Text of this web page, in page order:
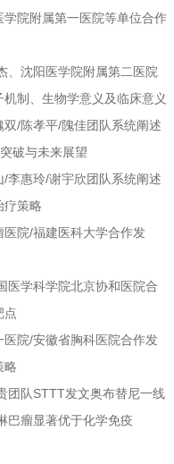
院附属第一医院等单位合作
、沈阳医学院附属第二医院
制、生物学意义及临床意义
/陈孝平/隗佳团队系统阐述
破与未来展望
李惠玲/谢宇欣团队系统阐述
疗策略
院/福建医科大学合作发
医学科学院北京协和医院合
点
院/安徽省胸科医院合作发
略
团队STTT发文奥布替尼一线
巴瘤显著优于化学免疫